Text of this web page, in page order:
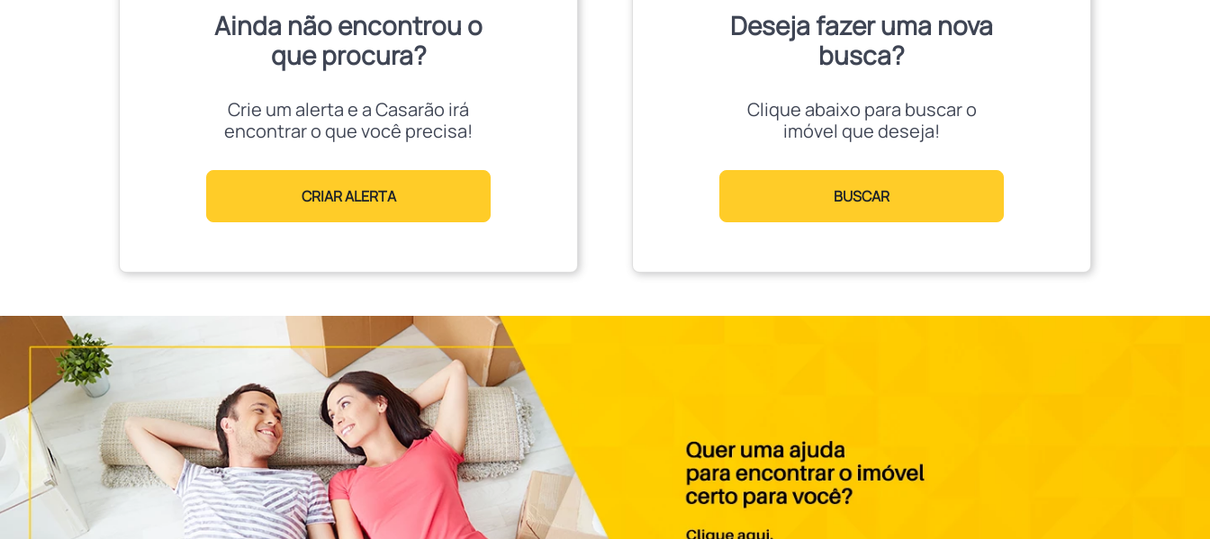
Ainda não encontrou o
que procura?
Crie um alerta e a Casarão irá
encontrar o que você precisa!
CRIAR ALERTA
Deseja fazer uma nova
busca?
Clique abaixo para buscar o
imóvel que deseja!
BUSCAR